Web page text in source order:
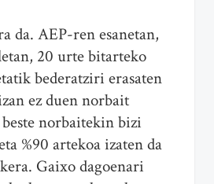
da. AEP-ren esanetan,
20 urte bitarteko
bederatziri erasaten
ez duen norbait
norbaitekin bizi
%90 artekoa izaten da
Gaixo dagoenari